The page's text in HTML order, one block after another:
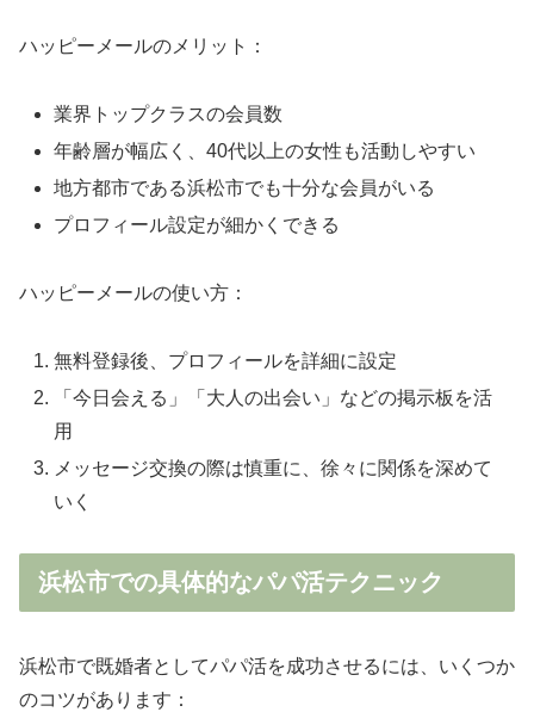
ハッピーメールのメリット：
業界トップクラスの会員数
年齢層が幅広く、40代以上の女性も活動しやすい
地方都市である浜松市でも十分な会員がいる
プロフィール設定が細かくできる
ハッピーメールの使い方：
無料登録後、プロフィールを詳細に設定
「今日会える」「大人の出会い」などの掲示板を活
用
メッセージ交換の際は慎重に、徐々に関係を深めて
いく
浜松市での具体的なパパ活テクニック
浜松市で既婚者としてパパ活を成功させるには、いくつか
のコツがあります：